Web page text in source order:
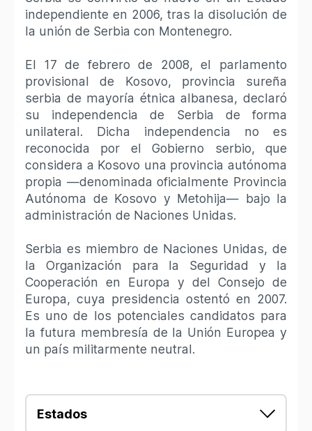
independiente en 2006, tras la disolución de
la unión de Serbia con Montenegro.
El 17 de febrero de 2008, el parlamento
provisional de Kosovo, provincia sureña
serbia de mayoría étnica albanesa, declaró
su independencia de Serbia de forma
unilateral. Dicha independencia no es
reconocida por el Gobierno serbio, que
considera a Kosovo una provincia autónoma
propia —denominada oficialmente Provincia
Autónoma de Kosovo y Metohija— bajo la
administración de Naciones Unidas.
Serbia es miembro de Naciones Unidas, de
la Organización para la Seguridad y la
Cooperación en Europa y del Consejo de
Europa, cuya presidencia ostentó en 2007.
Es uno de los potenciales candidatos para
la futura membresía de la Unión Europea y
un país militarmente neutral.​
Estados